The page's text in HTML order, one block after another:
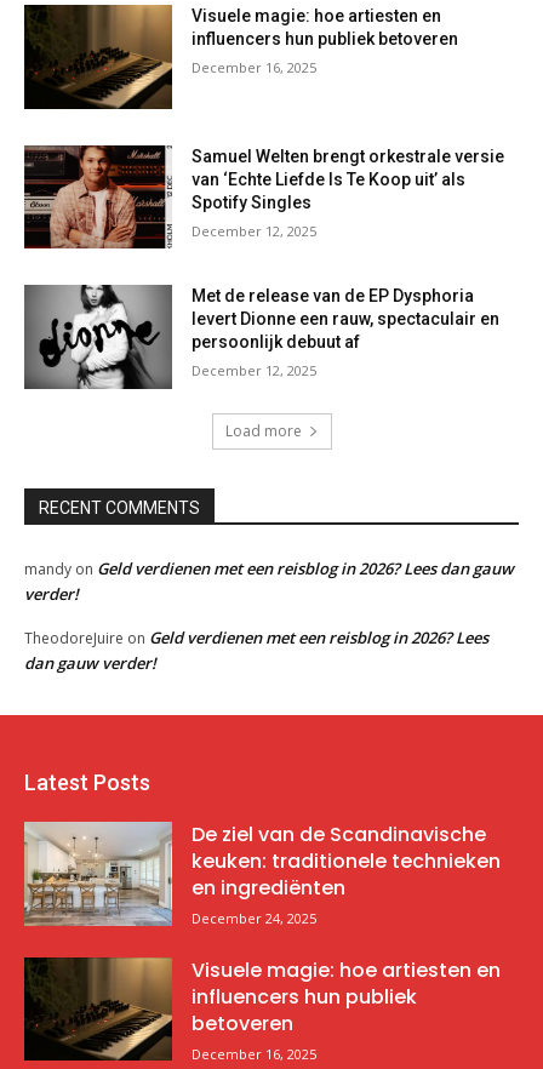
Visuele magie: hoe artiesten en
influencers hun publiek betoveren
December 16, 2025
Samuel Welten brengt orkestrale versie
van ‘Echte Liefde Is Te Koop uit’ als
Spotify Singles
December 12, 2025
Met de release van de EP Dysphoria
levert Dionne een rauw, spectaculair en
persoonlijk debuut af
December 12, 2025
Load more
RECENT COMMENTS
mandy on Geld verdienen met een reisblog in 2026? Lees dan gauw
verder!
TheodoreJuire on Geld verdienen met een reisblog in 2026? Lees
dan gauw verder!
Latest Posts
De ziel van de Scandinavische
keuken: traditionele technieken
en ingrediënten
December 24, 2025
Visuele magie: hoe artiesten en
influencers hun publiek
betoveren
December 16, 2025